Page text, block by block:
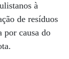
à
de resíduos
por causa do